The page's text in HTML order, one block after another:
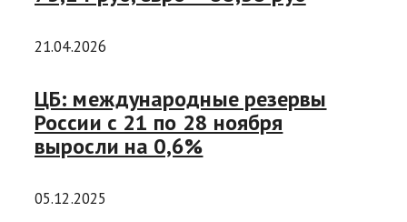
21.04.2026
ЦБ: международные резервы
России с 21 по 28 ноября
выросли на 0,6%
05.12.2025